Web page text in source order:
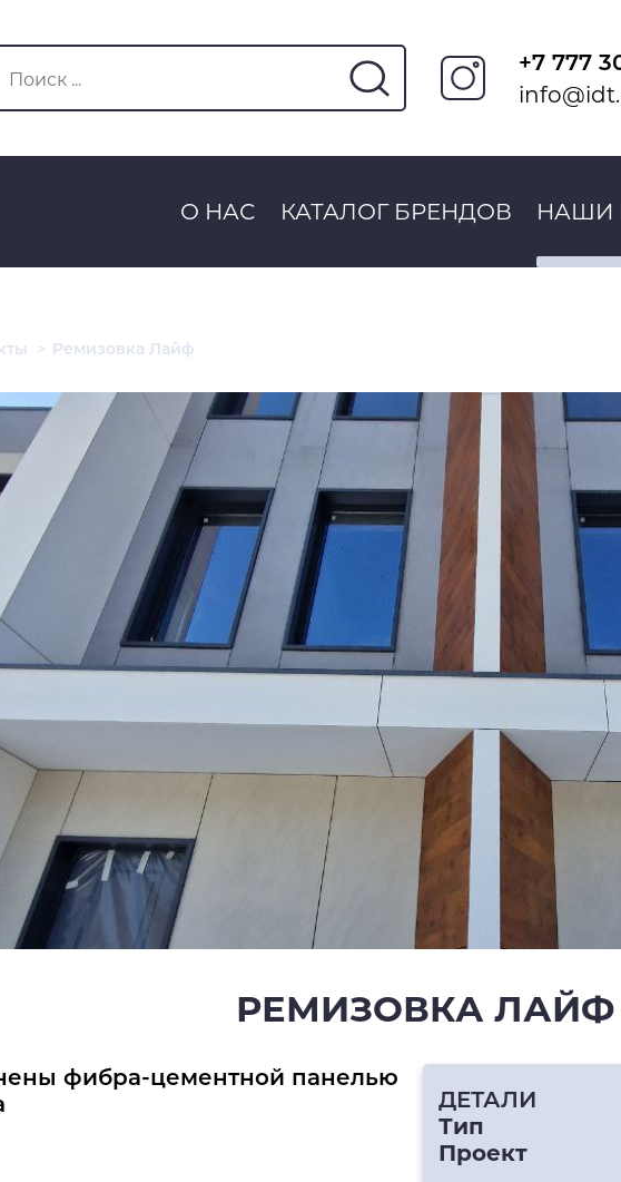
+7 777
О НАС КАТАЛОГ БРЕНДОВ НАШИ
> Ремизовка Лайф
РЕМИЗОВКА ЛАЙФ
фибра-цементной панелью
ДЕТАЛИ
Тип
Проект